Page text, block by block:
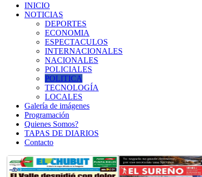
INICIO
NOTICIAS
DEPORTES
ECONOMIA
ESPECTACULOS
INTERNACIONALES
NACIONALES
POLICIALES
POLITICA
TECNOLOGÍA
LOCALES
Galería de imágenes
Programación
Quienes Somos?
TAPAS DE DIARIOS
Contacto